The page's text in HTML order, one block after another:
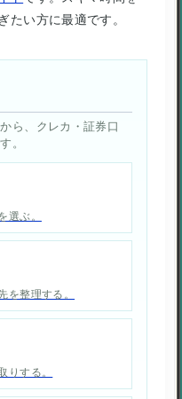
たい方に最適です。
ら、クレカ・証券口
。
選ぶ。
を整理する。
りする。